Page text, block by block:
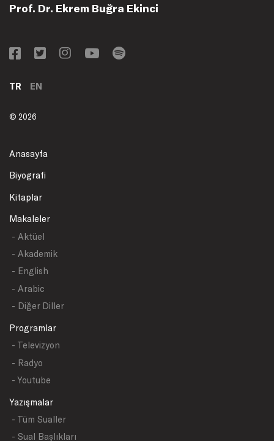
Prof. Dr. Ekrem Buğra Ekinci
TR EN
© 2026
Anasayfa
Biyografi
Kitaplar
Makaleler
- Aktüel
- Akademik
- English
- Arabic
- Diğer Diller
Programlar
- Televizyon
- Radyo
- Youtube
Yazışmalar
- Tüm Sualler
- Sual Başlıkları